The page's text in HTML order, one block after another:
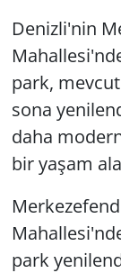
Denizli'nin
park,
sona
daha
bir yaşam
park